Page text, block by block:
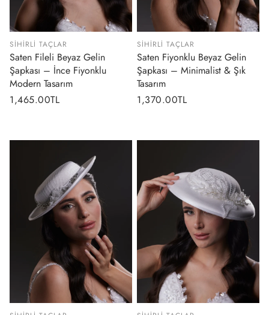
SIHIRLI TAÇLAR
Saten Fileli Beyaz Gelin
Şapkası – İnce Fiyonklu
Modern Tasarım
Normal
1,465.00TL
SIHIRLI TAÇLAR
Saten Fiyonklu Beyaz Gelin
Şapkası – Minimalist & Şık
Tasarım
Normal
1,370.00TL